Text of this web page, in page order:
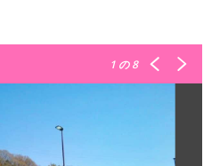
1 の 8